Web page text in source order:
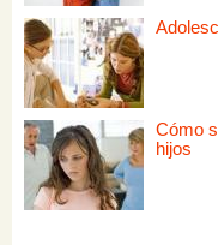
Cómo
hijos